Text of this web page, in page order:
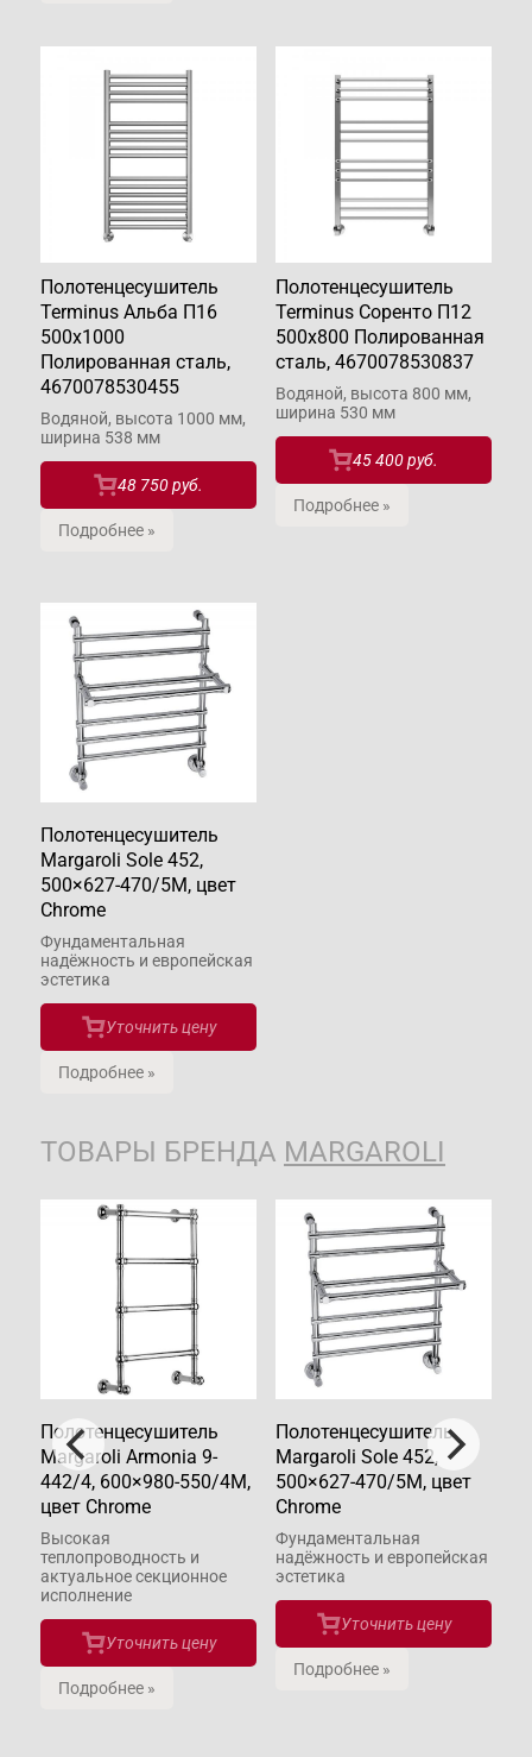
Полотенцесушитель
Terminus Альба П16
500х1000
Полированная сталь,
4670078530455
Водяной, высота 1000 мм,
ширина 538 мм
48 750 руб.
Подробнее »
Полотенцесушитель
Terminus Соренто П12
500х800 Полированная
сталь, 4670078530837
Водяной, высота 800 мм,
ширина 530 мм
45 400 руб.
Подробнее »
Полотенцесушитель
Margaroli Sole 452,
500×627-470/5M, цвет
Chrome
Фундаментальная
надёжность и европейская
эстетика
Уточнить цену
Подробнее »
ТОВАРЫ БРЕНДА MARGAROLI
Полотенцесушитель
Margaroli Armonia 9-
442/4, 600×980-550/4M,
цвет Chrome
Высокая
теплопроводность и
актуальное секционное
исполнение
Уточнить цену
Подробнее »
Полотенцесушитель
Margaroli Sole 452,
500×627-470/5M, цвет
Chrome
Фундаментальная
надёжность и европейская
эстетика
Уточнить цену
Подробнее »